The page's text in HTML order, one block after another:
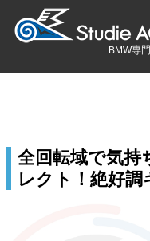
BMW専
全回転域で気持
レクト！絶好調